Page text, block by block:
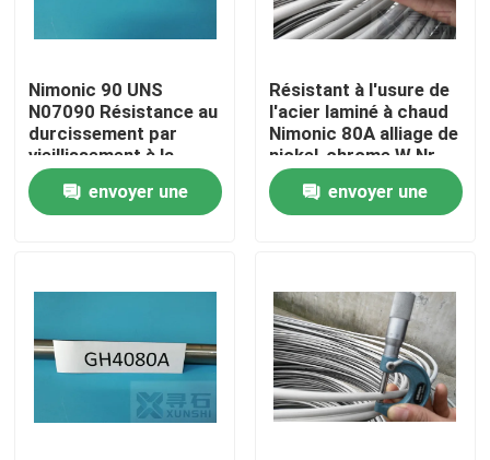
À la maison
Produits
À propos de nous
Visite de l'usine
Nimonic 90 UNS
N07090 Résistance au
durcissement par
vieillissement à la
rampe Alliage Ni-Cr-
Co à haute résistance
envoyer une
Résistant à l'usure de
l'acier laminé à chaud
Nimonic 80A alliage de
nickel-chrome W.Nr.
2.4631
envoyer une